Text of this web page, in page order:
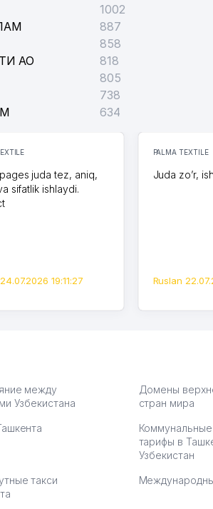
1002
887
858
АО
818
805
738
634
juda tez, aniq,
sifatlik ishlaydi.
19:11:27
PALMA TEXTILE
Juda zo’r,
Ruslan
между
Узбекистана
Домены
стран мира
тарифы в
Узбекистан
такси